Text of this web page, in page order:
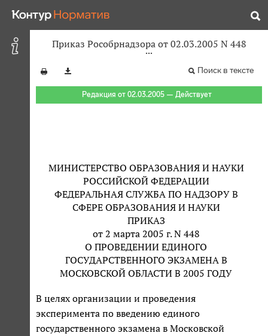
Приказ Рособрнадзора от 02.03.2005 N 448
Поиск в тексте
Редакция от 02.03.2005 — Действует
МИНИСТЕРСТВО ОБРАЗОВАНИЯ И НАУКИ
РОССИЙСКОЙ ФЕДЕРАЦИИ
ФЕДЕРАЛЬНАЯ СЛУЖБА ПО НАДЗОРУ В
СФЕРЕ ОБРАЗОВАНИЯ И НАУКИ
ПРИКАЗ
от 2 марта 2005 г. N 448
О ПРОВЕДЕНИИ ЕДИНОГО
ГОСУДАРСТВЕННОГО ЭКЗАМЕНА В
МОСКОВСКОЙ ОБЛАСТИ В 2005 ГОДУ
В целях организации и проведения
эксперимента по введению единого
государственного экзамена в Московской